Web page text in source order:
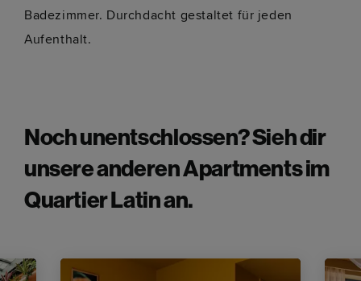
Badezimmer. Durchdacht gestaltet für jeden
Aufenthalt.
Noch unentschlossen? Sieh dir
unsere anderen Apartments im
Quartier Latin an.